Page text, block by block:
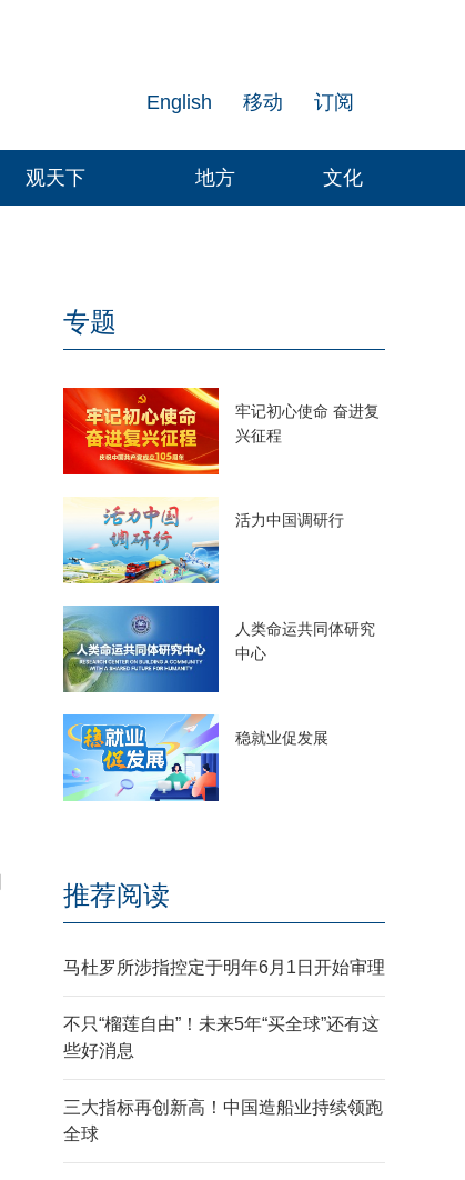
订阅
移动
English
观天下 地方 文化
专题
牢记初心使命 奋进复
兴征程
活力中国调研行
人类命运共同体研究
中心
稳就业促发展
推荐阅读
马杜罗所涉指控定于明年6月1日开始审理
不只“榴莲自由”！未来5年“买全球”还有这
些好消息
三大指标再创新高！中国造船业持续领跑
全球